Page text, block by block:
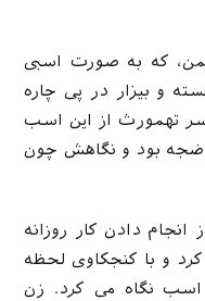
که به صورت اسبی
و بیزار در پی چاره
تهمورث از این اسب
ضجه بود و نگاهش چون
دادن کار روزانه
و با کنجکاوی لحظه
اسب نگاه می کرد. زن